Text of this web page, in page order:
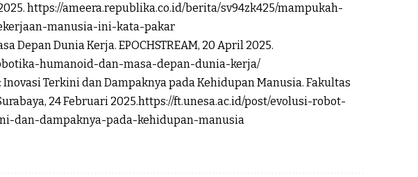
https://ameera.republika.co.id/berita/sv94zk425/mampukah-
manusia-ini-kata-pakar
Depan Dunia Kerja. EPOCHSTREAM, 20 April 2025.
humanoid-dan-masa-depan-dunia-kerja/
Terkini dan Dampaknya pada Kehidupan Manusia. Fakultas
24 Februari 2025.https://ft.unesa.ac.id/post/evolusi-robot-
dan-dampaknya-pada-kehidupan-manusia